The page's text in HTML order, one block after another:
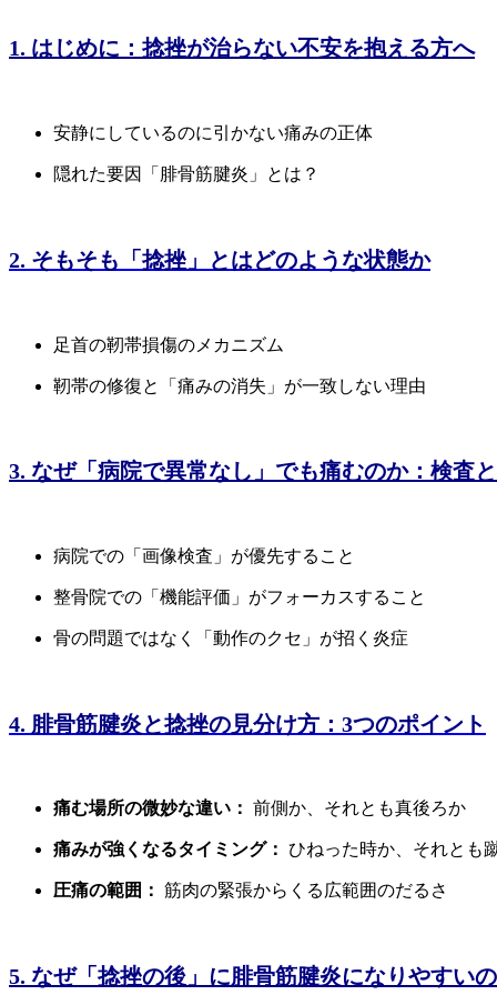
1. はじめに：捻挫が治らない不安を抱える方へ
安静にしているのに引かない痛みの正体
隠れた要因「腓骨筋腱炎」とは？
2. そもそも「捻挫」とはどのような状態か
足首の靭帯損傷のメカニズム
靭帯の修復と「痛みの消失」が一致しない理由
3. なぜ「病院で異常なし」でも痛むのか：検査
病院での「画像検査」が優先すること
整骨院での「機能評価」がフォーカスすること
骨の問題ではなく「動作のクセ」が招く炎症
4. 腓骨筋腱炎と捻挫の見分け方：3つのポイント
痛む場所の微妙な違い： 前側か、それとも真後ろか
痛みが強くなるタイミング： ひねった時か、それとも
圧痛の範囲： 筋肉の緊張からくる広範囲のだるさ
5. なぜ「捻挫の後」に腓骨筋腱炎になりやすい